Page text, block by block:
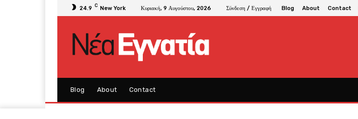
24.9 C New York Κυριακή, 9 Αυγούστου, 2026 Σύνδεση / Εγγραφή Blog About Contact
Blog About Contact